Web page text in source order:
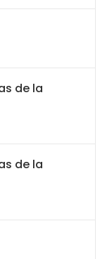
de la
de la